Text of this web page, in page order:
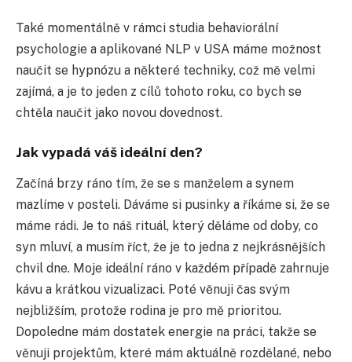
Také momentálně v rámci studia behaviorální
psychologie a aplikované NLP v USA máme možnost
naučit se hypnózu a některé techniky, což mě velmi
zajímá, a je to jeden z cílů tohoto roku, co bych se
chtěla naučit jako novou dovednost.
Jak vypadá váš ideální den?
Začíná brzy ráno tím, že se s manželem a synem
mazlíme v posteli. Dáváme si pusinky a říkáme si, že se
máme rádi. Je to náš rituál, který děláme od doby, co
syn mluví, a musím říct, že je to jedna z nejkrásnějších
chvil dne. Moje ideální ráno v každém případě zahrnuje
kávu a krátkou vizualizaci. Poté věnuji čas svým
nejbližším, protože rodina je pro mě prioritou.
Dopoledne mám dostatek energie na práci, takže se
věnuji projektům, které mám aktuálně rozdělané, nebo